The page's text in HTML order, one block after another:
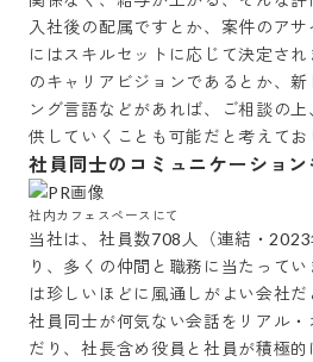
入社後の配属ですとか、案件のア
にはスキルセットに応じて決定さ
のキャリアビジョンであるとか、
ング言語などがあれば、ご相談の
供していくことも可能だと考えてお
社員同士のコミュニケーション
社内カフェスペースにて
当社は、社員数708人（連結・
り、多くの仲間と職務に当たって
は珍しいほどに風通しがよい会社だ
社員同士が何気ない会話をリアル
だり、社長含め役員と社員が積極